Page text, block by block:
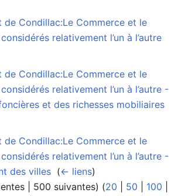
de Condillac:Le Commerce et le
relativement l’un à l’autre
de Condillac:Le Commerce et le
relativement l’un à l’autre -
et des richesses mobiliaires
de Condillac:Le Commerce et le
relativement l’un à l’autre -
des villes (← liens)
500 suivantes) (20 50 100